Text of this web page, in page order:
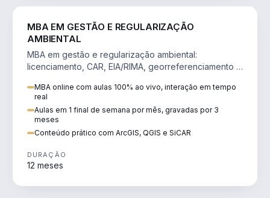
MBA EM GESTÃO E REGULARIZAÇÃO
AMBIENTAL
MBA em gestão e regularização ambiental:
licenciamento, CAR, EIA/RIMA, georreferenciamento e
MBA online com aulas 100% ao vivo, interação em tempo
real
Aulas em 1 final de semana por mês, gravadas por 3
meses
Conteúdo prático com ArcGIS, QGIS e SiCAR
DURAÇÃO
12 meses